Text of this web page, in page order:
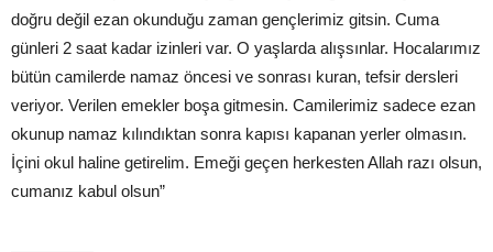
doğru değil ezan okunduğu zaman gençlerimiz gitsin. Cuma
günleri 2 saat kadar izinleri var. O yaşlarda alışsınlar. Hocalarımız
bütün camilerde namaz öncesi ve sonrası kuran, tefsir dersleri
veriyor. Verilen emekler boşa gitmesin. Camilerimiz sadece ezan
okunup namaz kılındıktan sonra kapısı kapanan yerler olmasın.
İçini okul haline getirelim. Emeği geçen herkesten Allah razı olsun,
cumanız kabul olsun”